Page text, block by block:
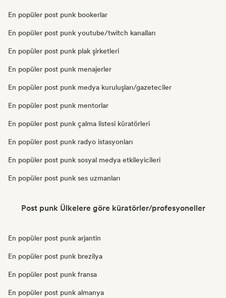
En popüler post punk bookerlar
En popüler post punk youtube/twitch kanalları
En popüler post punk plak şirketleri
En popüler post punk menajerler
En popüler post punk medya kuruluşları/gazeteciler
En popüler post punk mentorlar
En popüler post punk çalma listesi küratörleri
En popüler post punk radyo istasyonları
En popüler post punk sosyal medya etkileyicileri
En popüler post punk ses uzmanları
Post punk Ülkelere göre küratörler/profesyoneller
En popüler post punk arjantin
En popüler post punk brezilya
En popüler post punk fransa
En popüler post punk almanya